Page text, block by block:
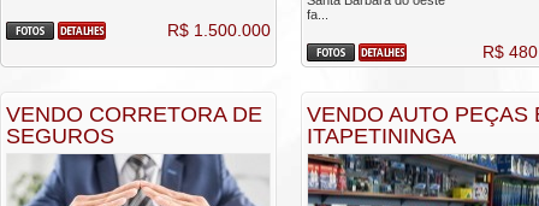
R$ 1.500.000
fa...
R$
VENDO CORRETORA DE
SEGUROS
VENDO AUTO PEÇAS
ITAPETININGA